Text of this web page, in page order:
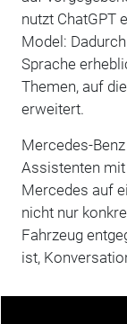
nutzt ChatGPT
Model:
Sprache
Themen, auf
erweitert.
Mercedes-
Assistenten mit
Mercedes auf
nicht nur
Fahrzeug
ist,